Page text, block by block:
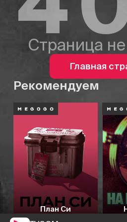
Страница
Главная
Рекомендуем
План Си